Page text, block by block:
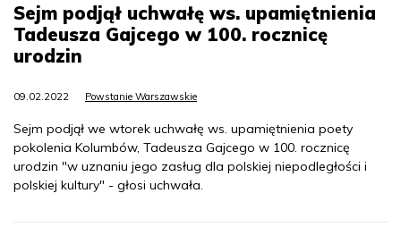
Sejm podjął uchwałę ws. upamiętnienia
Tadeusza Gajcego w 100. rocznicę
urodzin
09.02.2022 Powstanie Warszawskie
Sejm podjął we wtorek uchwałę ws. upamiętnienia poety
pokolenia Kolumbów, Tadeusza Gajcego w 100. rocznicę
urodzin "w uznaniu jego zasług dla polskiej niepodległości i
polskiej kultury" - głosi uchwała.